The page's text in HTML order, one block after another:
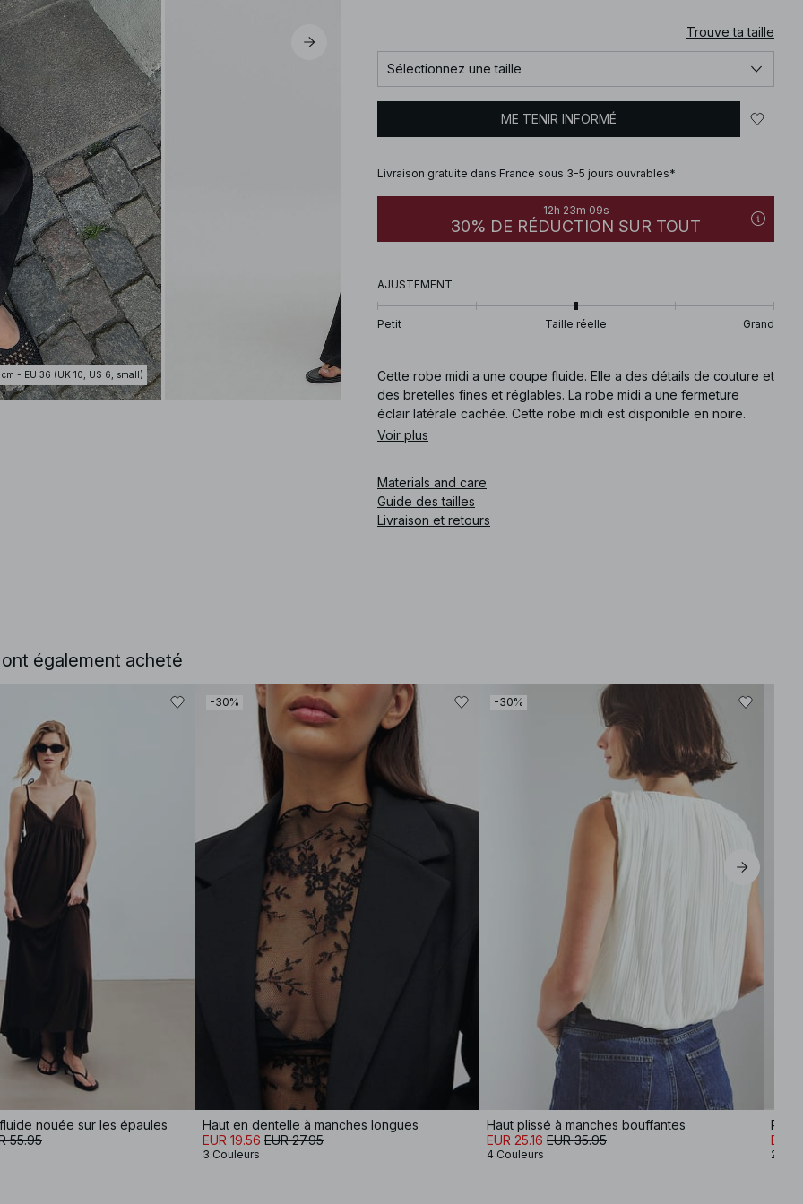
cm - EU 36 (UK 10, US 6, small)
Trouve ta taille
Sélectionnez une taille
ME TENIR INFORMÉ
Livraison gratuite dans France sous 3-5 jours ouvrables*
12h 23m 08s
30% DE RÉDUCTION SUR TOUT
AJUSTEMENT
Petit Taille réelle Grand
Cette robe midi a une coupe fluide. Elle a des détails de couture et
des bretelles fines et réglables. La robe midi a une fermeture
éclair latérale cachée. Cette robe midi est disponible en noire.
preserve the fabric's integrity.
What is the fit like? The dress features a flowy fit, providing
comfort and ease of movement while maintaining a refined
silhouette.
Code article 1100-011361-0002
Voir plus
Materials and care
Guide des tailles
Livraison et retours
également acheté
nouée sur les épaules
55.95
-30%
Haut en dentelle à manches longues
EUR 19.56 EUR 27.95
3 Couleurs
-30%
Haut plissé à manches bouffantes
EUR 25.16 EUR 35.95
4 Couleurs
EUR
2